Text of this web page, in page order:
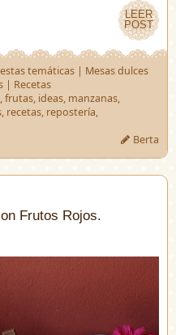
LEER
POST
LEER
POST
temáticas| Mesas dulces
| Recetas
,frutas, ideas, manzanas,
, recetas, repostería,
Berta
Frutos Rojos.